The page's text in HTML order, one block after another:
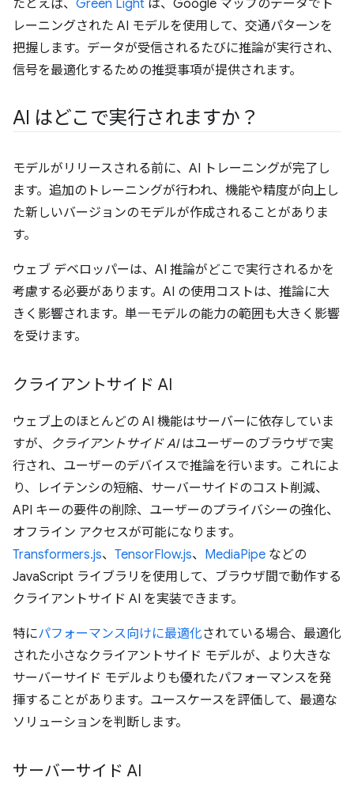
たとえば、 Green Light は、Google マップのデータでト
レーニングされた AI モデルを使用して、交通パターンを
把握します。データが受信されるたびに推論が実行され、
信号を最適化するための推奨事項が提供されます。
AI はどこで実行されますか？
モデルがリリースされる前に、AI トレーニングが完了し
ます。追加のトレーニングが行われ、機能や精度が向上し
た新しいバージョンのモデルが作成されることがありま
す。
ウェブ デベロッパーは、AI 推論がどこで実行されるかを
考慮する必要があります。AI の使用コストは、推論に大
きく影響されます。単一モデルの能力の範囲も大きく影響
を受けます。
クライアントサイド AI
ウェブ上のほとんどの AI 機能はサーバーに依存していま
すが、
クライアントサイド AIはユーザーのブラウザで実
行され、ユーザーのデバイスで推論を行います。これによ
り、レイテンシの短縮、サーバーサイドのコスト削減、
API キーの要件の削除、ユーザーのプライバシーの強化、
オフライン アクセスが可能になります。
Transformers.js、 TensorFlow.js、 MediaPipe などの
JavaScript ライブラリを使用して、ブラウザ間で動作する
クライアントサイド AI を実装できます。
特にパフォーマンス向けに最適化されている場合、最適化
された小さなクライアントサイド モデルが、より大きな
サーバーサイド モデルよりも優れたパフォーマンスを発
揮することがあります。ユースケースを評価して、最適な
ソリューションを判断します。
サーバーサイド AI